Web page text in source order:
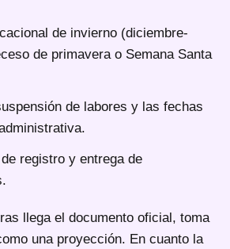
de invierno (diciembre-
de primavera o Semana Santa
de labores y las fechas
registro y entrega de
llega el documento oficial, toma
una proyección. En cuanto la